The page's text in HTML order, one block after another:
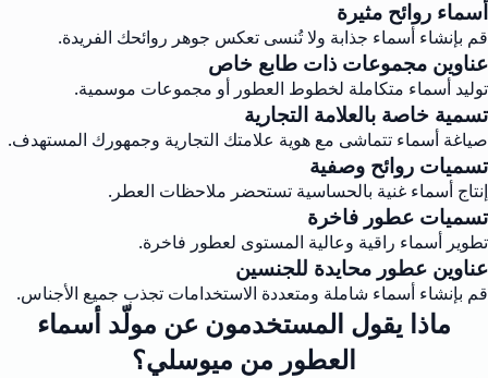
أسماء روائح مثيرة
قم بإنشاء أسماء جذابة ولا تُنسى تعكس جوهر روائحك الفريدة.
عناوين مجموعات ذات طابع خاص
توليد أسماء متكاملة لخطوط العطور أو مجموعات موسمية.
تسمية خاصة بالعلامة التجارية
صياغة أسماء تتماشى مع هوية علامتك التجارية وجمهورك المستهدف.
تسميات روائح وصفية
إنتاج أسماء غنية بالحساسية تستحضر ملاحظات العطر.
تسميات عطور فاخرة
تطوير أسماء راقية وعالية المستوى لعطور فاخرة.
عناوين عطور محايدة للجنسين
قم بإنشاء أسماء شاملة ومتعددة الاستخدامات تجذب جميع الأجناس.
ماذا يقول المستخدمون عن مولّد أسماء
العطور من ميوسلي؟